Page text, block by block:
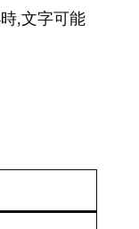
,文字可能